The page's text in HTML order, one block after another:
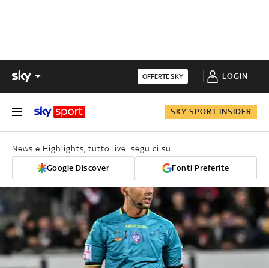
OFFERTE SKY LOGIN
SKY SPORT INSIDER
News e Highlights, tutto live: seguici su
Google Discover Fonti Preferite